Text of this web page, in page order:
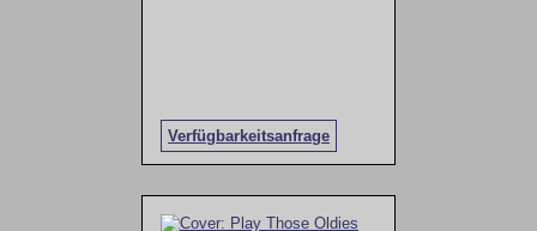
Verfügbarkeitsanfrage